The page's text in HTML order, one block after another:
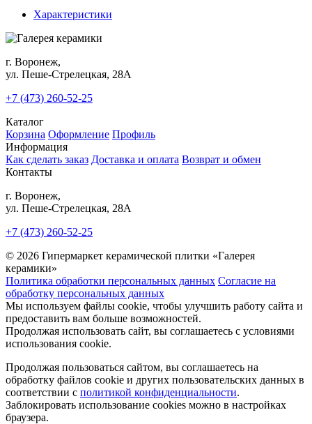
Характеристики
г. Воронеж,
ул. Пеше-Cтрелецкая, 28А
+7 (473) 260-52-25
Каталог
Корзина Оформление Профиль
Информация
Как сделать заказ Доставка и оплата Возврат и обмен
Контакты
г. Воронеж,
ул. Пеше-Cтрелецкая, 28А
+7 (473) 260-52-25
© 2026 Гипермаркет керамической плитки «Галерея
керамики»
Политика обработки персональных данных Согласие на
обработку персональных данных
Мы используем файлы cookie, чтобы улучшить работу сайта и
предоставить вам больше возможностей.
Продолжая использовать сайт, вы соглашаетесь с условиями
использования cookie.
Продолжая пользоваться сайтом, вы соглашаетесь на
обработку файлов cookie и других пользовательских данных в
соответствии с политикой конфиденциальности.
Заблокировать использование cookies можно в настройках
браузера.